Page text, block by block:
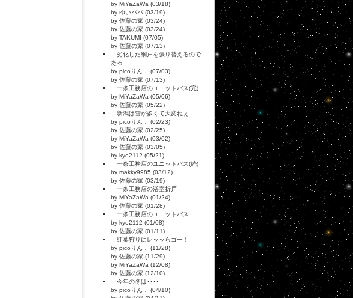
by MiYaZaWa (03/18)
by ゆいパパ (03/19)
by 佐藤の家 (03/24)
by 佐藤の家 (03/24)
by TAKUMI (07/05)
by 佐藤の家 (07/13)
劣化した網戸を張り替えるので
ある
by picoりん． (07/03)
by 佐藤の家 (07/13)
一条工務店のユニットバス(完)
by MiYaZaWa (05/06)
by 佐藤の家 (05/22)
新潟は雪が多くて大変ねぇ．．
by picoりん． (02/23)
by 佐藤の家 (02/25)
by MiYaZaWa (03/02)
by 佐藤の家 (03/05)
by kyo2112 (05/21)
一条工務店のユニットバス(続)
by makky9985 (03/12)
by 佐藤の家 (03/19)
一条工務店の浴室折戸
by MiYaZaWa (01/24)
by 佐藤の家 (01/28)
一条工務店のユニットバス
by kyo2112 (01/08)
by 佐藤の家 (01/11)
紅葉狩りにレッッらゴー！
by picoりん． (11/28)
by 佐藤の家 (11/29)
by MiYaZaWa (12/08)
by 佐藤の家 (12/10)
今年の冬は････
by picoりん． (04/10)